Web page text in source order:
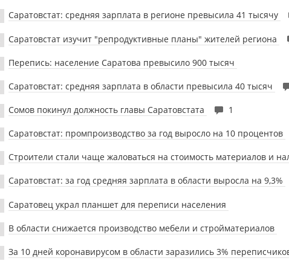
Саратовстат: средняя зарплата в регионе превысила 41 тысячу
Саратовстат изучит "репродуктивные планы" жителей региона
Перепись: население Саратова превысило 900 тысяч
Саратовстат: средняя зарплата в области превысила 40 тысяч
Сомов покинул должность главы Саратовстата 1
Саратовстат: промпроизводство за год выросло на 10 процентов
Строители стали чаще жаловаться на стоимость материалов и
Саратовстат: за год средняя зарплата в области выросла на 9,3%
Саратовец украл планшет для переписи населения
В области снижается производство мебели и стройматериалов
За 10 дней коронавирусом в области заразились 3%